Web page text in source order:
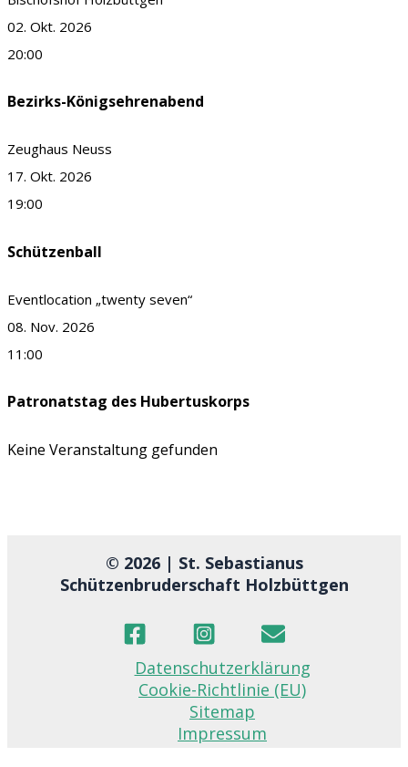
02. Okt. 2026
20:00
Bezirks-Königsehrenabend
Zeughaus Neuss
17. Okt. 2026
19:00
Schützenball
Eventlocation „twenty seven“
08. Nov. 2026
11:00
Patronatstag des Hubertuskorps
Keine Veranstaltung gefunden
© 2026 | St. Sebastianus
Schützenbruderschaft Holzbüttgen
Datenschutzerklärung
Cookie-Richtlinie (EU)
Sitemap
Impressum